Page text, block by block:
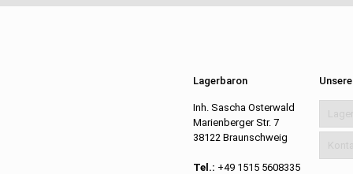
Lagerbaron
Inh. Sascha Osterwald
Marienberger Str. 7
38122 Braunschweig
Tel.: +49 1515 5608335